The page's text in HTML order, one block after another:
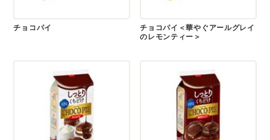
チョコパイ
チョコパイ＜華やぐアールグレイ
のレモンティー＞